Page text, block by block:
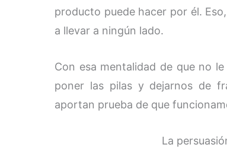
producto puede hacer por él.
a llevar a ningún lado.
Con esa mentalidad de que no
poner las pilas y dejarnos de
aportan prueba de que
La